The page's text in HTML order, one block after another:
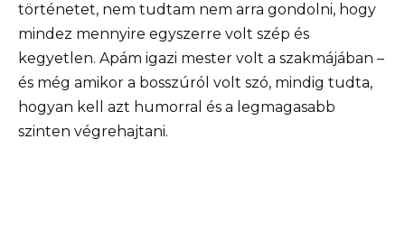
történetet, nem tudtam nem arra gondolni, hogy
mindez mennyire egyszerre volt szép és
kegyetlen. Apám igazi mester volt a szakmájában –
és még amikor a bosszúról volt szó, mindig tudta,
hogyan kell azt humorral és a legmagasabb
szinten végrehajtani.